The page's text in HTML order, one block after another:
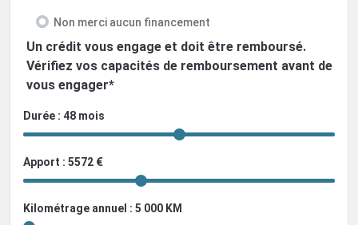
Non merci aucun financement
Un crédit vous engage et doit être remboursé.
Vérifiez vos capacités de remboursement avant de
vous engager*
Durée : 48 mois
Apport : 5572 €
Kilométrage annuel : 5 000 KM